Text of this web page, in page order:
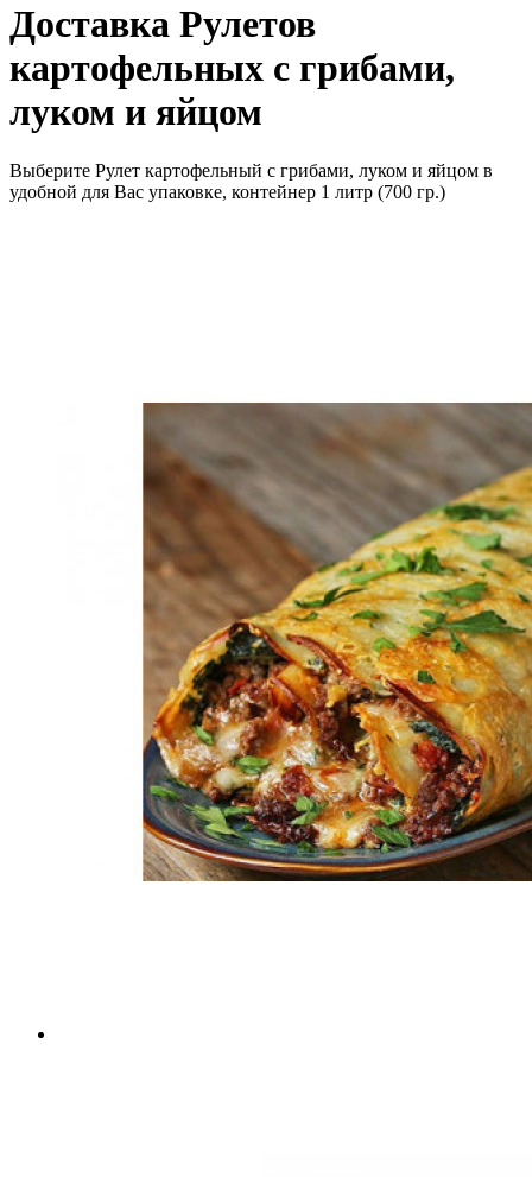
Доставка Рулетов
картофельных с грибами,
луком и яйцом
Выберите Рулет картофельный с грибами, луком и яйцом в
удобной для Вас упаковке, контейнер 1 литр (700 гр.)